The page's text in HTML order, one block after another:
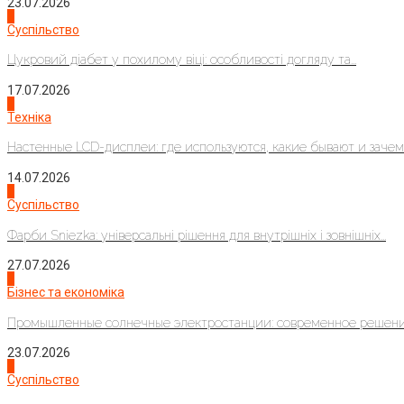
Суспільство
Цукровий діабет у похилому віці: особливості догляду та...
17.07.2026
Техніка
Настенные LCD-дисплеи: где используются, какие бывают и
14.07.2026
Суспільство
Фарби Sniezka: універсальні рішення для внутрішніх і зовнішніх...
27.07.2026
Бізнес та економіка
Промышленные солнечные электростанции: современное
23.07.2026
Суспільство